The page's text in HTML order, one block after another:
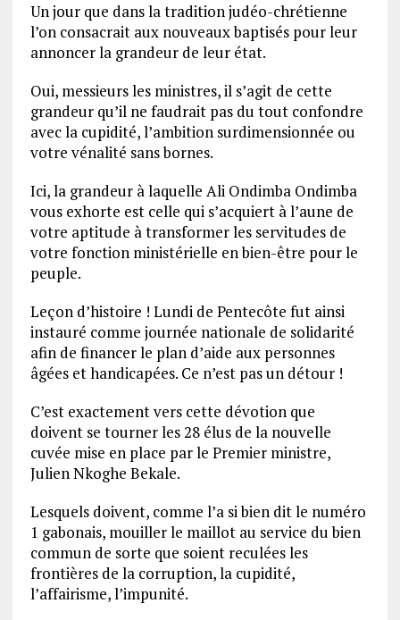
Un jour que dans la tradition judéo-chrétienne
l’on consacrait aux nouveaux baptisés pour leur
annoncer la grandeur de leur état.
Oui, messieurs les ministres, il s’agit de cette
grandeur qu’il ne faudrait pas du tout confondre
avec la cupidité, l’ambition surdimensionnée ou
votre vénalité sans bornes.
Ici, la grandeur à laquelle Ali Ondimba Ondimba
vous exhorte est celle qui s’acquiert à l’aune de
votre aptitude à transformer les servitudes de
votre fonction ministérielle en bien-être pour le
peuple.
Leçon d’histoire ! Lundi de Pentecôte fut ainsi
instauré comme journée nationale de solidarité
afin de financer le plan d’aide aux personnes
âgées et handicapées. Ce n’est pas un détour !
C’est exactement vers cette dévotion que
doivent se tourner les 28 élus de la nouvelle
cuvée mise en place par le Premier ministre,
Julien Nkoghe Bekale.
Lesquels doivent, comme l’a si bien dit le numéro
1 gabonais, mouiller le maillot au service du bien
commun de sorte que soient reculées les
frontières de la corruption, la cupidité,
l’affairisme, l’impunité.